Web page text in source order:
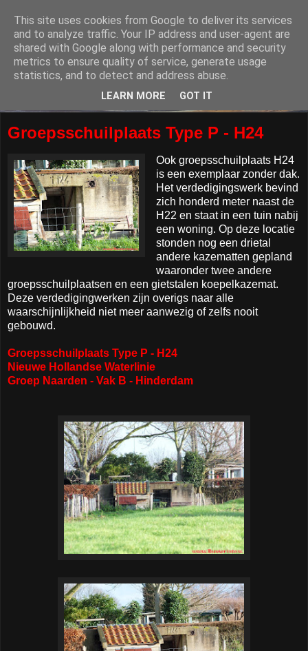
Groepsschuilplaats Type P - H24
Ook groepsschuilplaats H24
is een exemplaar zonder dak.
Het verdedigingswerk bevind
zich honderd meter naast de
H22 en staat in een tuin nabij
een woning. Op deze locatie
stonden nog een drietal
andere kazematten gepland
waaronder twee andere
groepsschuilplaatsen en een gietstalen koepelkazemat.
Deze verdedigingwerken zijn overigs naar alle
waarschijnlijkheid niet meer aanwezig of zelfs nooit
gebouwd.
Groepsschuilplaats Type P - H24
Nieuwe Hollandse Waterlinie
Groep Naarden - Vak B - Hinderdam
This site uses cookies from Google to deliver its services
and to analyze traffic. Your IP address and user-agent are
shared with Google along with performance and security
metrics to ensure quality of service, generate usage
statistics, and to detect and address abuse.
LEARN MORE GOT IT